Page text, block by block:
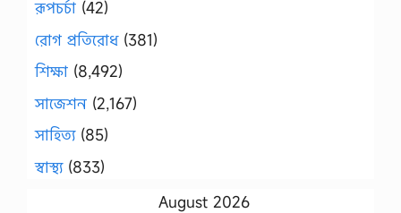
রূপচর্চা (42)
রোগ প্রতিরোধ(381)
শিক্ষা (8,492)
সাজেশন (2,167)
সাহিত্য(85)
স্বাস্থ্য(833)
August 2026